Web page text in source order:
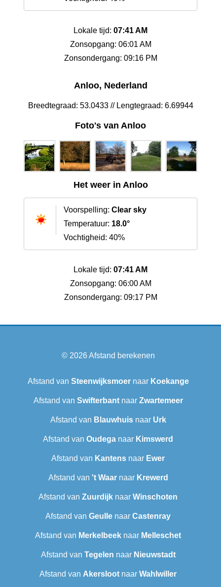
Lokale tijd: 07:41 AM
Zonsopgang: 06:01 AM
Zonsondergang: 09:16 PM
Anloo, Nederland
Breedtegraad: 53.0433 // Lengtegraad: 6.69944
Foto's van Anloo
Het weer in Anloo
Voorspelling: Clear sky
Temperatuur: 18.0°
Vochtigheid: 40%
Lokale tijd: 07:41 AM
Zonsopgang: 06:00 AM
Zonsondergang: 09:17 PM
© 2026Afstand berekenen
Afstand van Steenwijksmoernaar Koekange
Afstand van Swifterbantnaar Zwartemeer
Afstand van Blauwhuisnaar Urk
Afstand van Oudega naar Kimswerd
Afstand van Kantens naar Ewer
Afstand van 't Waarnaar Krewerd
Afstand van Zuurdijk naar Winschoten
Afstand van Geulle naar Castenray
Afstand van Merkelbeek naar Melleschet
Afstand van Tegelen naar Nieuwstadt
Afstand van Akersloot naar Wahlwiller